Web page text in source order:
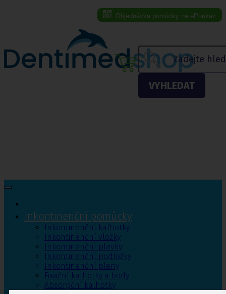
Objednávka pomůcky na ePoukaz
VYHLEDAT
Inkontinenční pomůcky
Inkontinenční kalhotky
Inkontinenční vložky
Inkontinenční plavky
Inkontinenční podložky
Inkontinenční pleny
Fixační kalhotky a body
Absorpční kalhotky